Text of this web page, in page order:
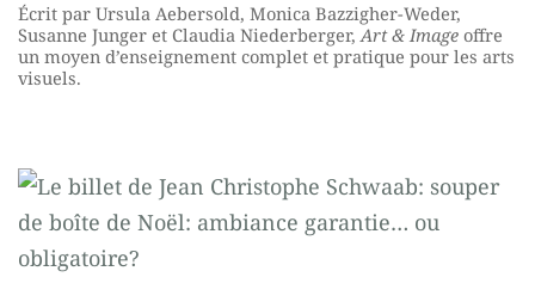
Écrit par Ursula Aebersold, Monica Bazzigher-Weder,
Susanne Junger et Claudia Niederberger,Art & Image offre
un moyen d’enseignement complet et pratique pour les arts
visuels.